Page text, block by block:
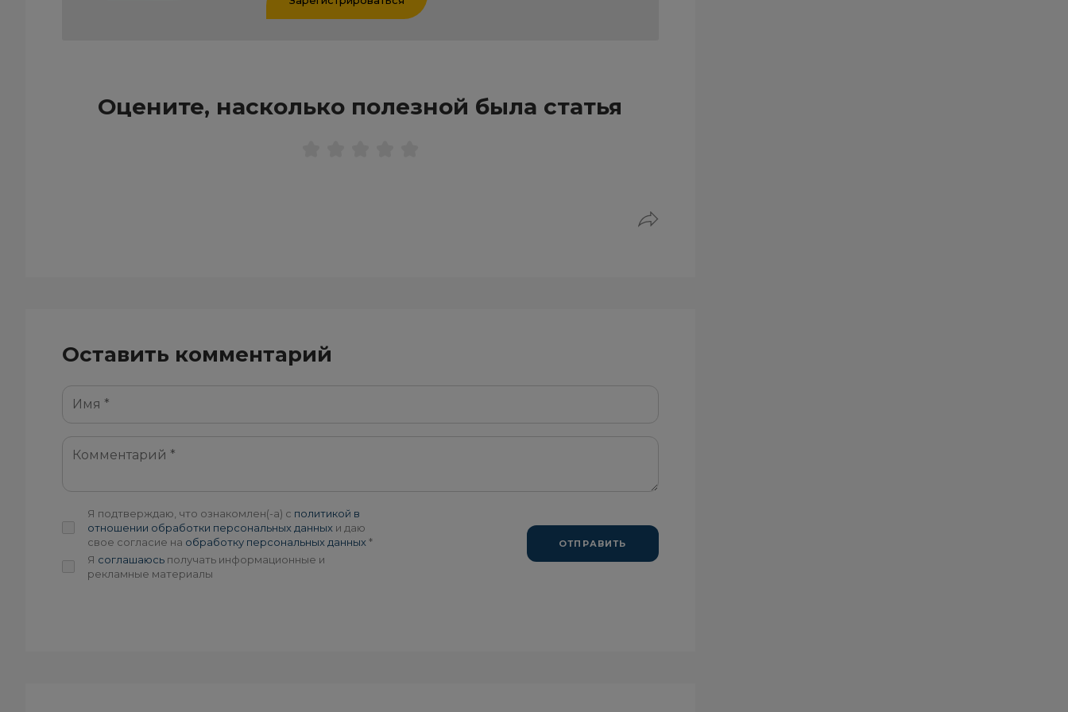
Оцените, насколько полезной была статья
Оставить комментарий
Я подтверждаю, что ознакомлен(-а) с политикой в
отношении обработки персональных данных и даю
свое согласие на обработку персональных данных *
Я соглашаюсь получать информационные и
рекламные материалы
ОТПРАВИТЬ